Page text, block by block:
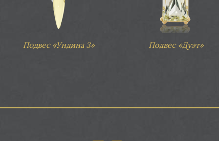
Подвес «Ундина 3» Подвес «Дуэт»